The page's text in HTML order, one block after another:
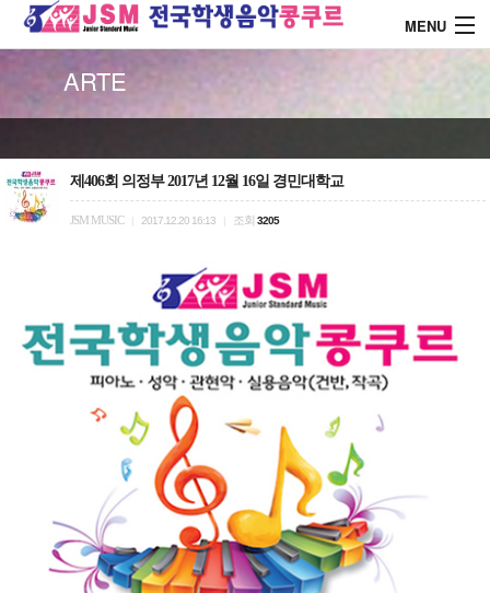
MENU
About J.S.M
콩쿨 대회안내
회원가입
ARTE
제406회 의정부 2017년 12월 16일 경민대학교
JSM MUSIC 2017.12.20 16:13 조회 3205